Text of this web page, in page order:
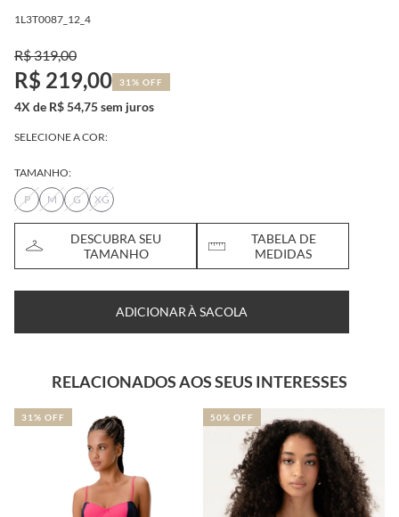
1L3T0087_12_4
R$ 319,00
R$ 219,00 31% OFF
4X de R$ 54,75 sem juros
SELECIONE A COR:
TAMANHO:
P
M G XG
DESCUBRA SEU
TAMANHO
TABELA DE
MEDIDAS
ADICIONAR À SACOLA
RELACIONADOS AOS SEUS INTERESSES
50% OFF 40% OFF